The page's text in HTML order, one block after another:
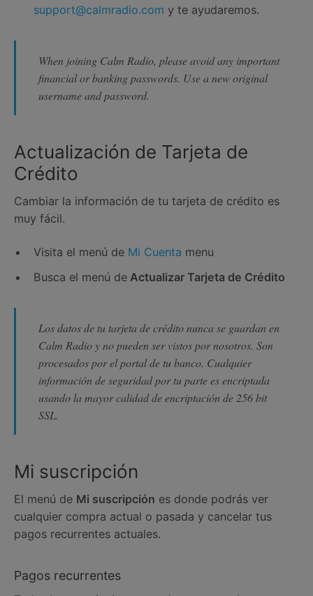
support@calmradio.com y te ayudaremos.
When joining Calm Radio, please avoid any important
financial or banking passwords. Use a new original
username and password.
Actualización de Tarjeta de
Crédito
Cambiar la información de tu tarjeta de crédito es
muy fácil.
Visita el menú de Mi Cuenta menu
Busca el menú de Actualizar Tarjeta de Crédito
Los datos de tu tarjeta de crédito nunca se guardan en
Calm Radio y no pueden ser vistos por nosotros. Son
procesados por el portal de tu banco. Cualquier
información de seguridad por tu parte es encriptada
usando la mayor calidad de encriptación de 256 bit
SSL.
Mi suscripción
El menú de Mi suscripción es donde podrás ver
cualquier compra actual o pasada y cancelar tus
pagos recurrentes actuales.
Pagos recurrentes